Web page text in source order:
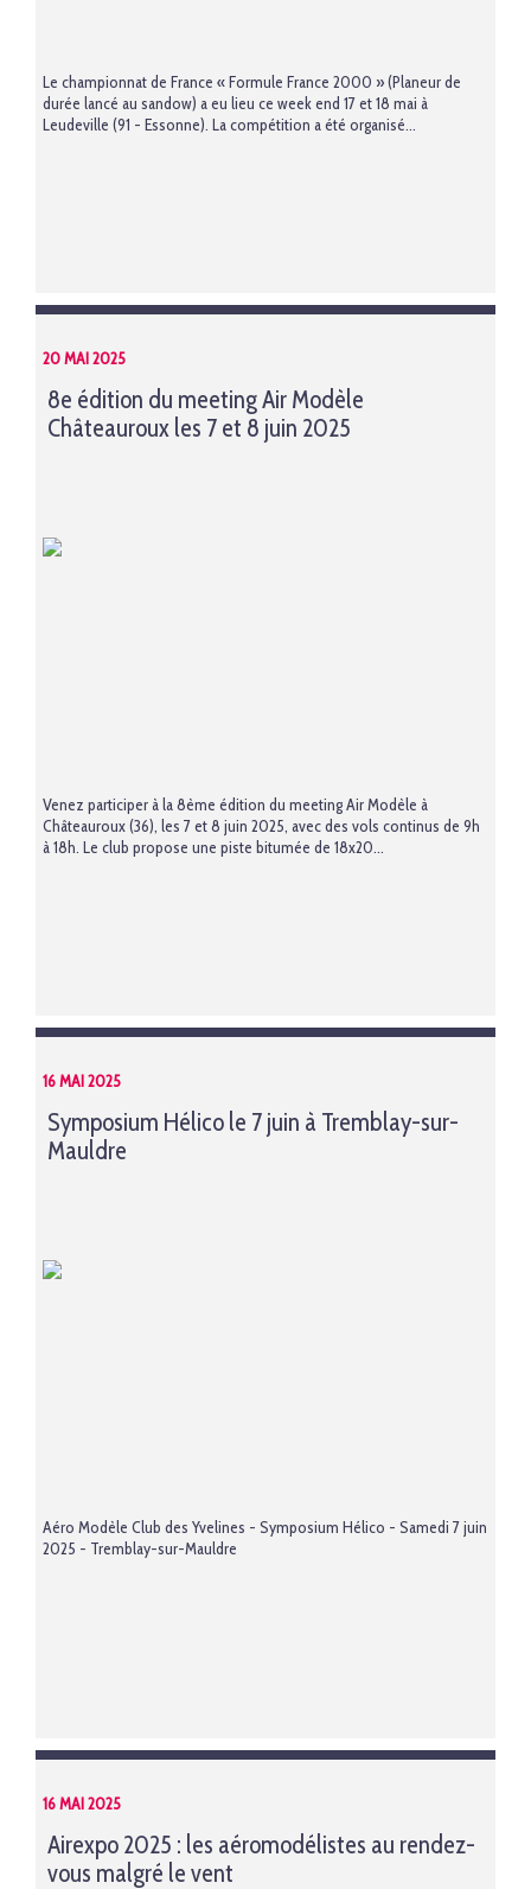
Le championnat de France « Formule France 2000 » (Planeur de
durée lancé au sandow) a eu lieu ce week end 17 et 18 mai à
Leudeville (91 - Essonne). La compétition a été organisé...
20 MAI 2025
8e édition du meeting Air Modèle
Châteauroux les 7 et 8 juin 2025
Venez participer à la 8ème édition du meeting Air Modèle à
Châteauroux (36), les 7 et 8 juin 2025, avec des vols continus de 9h
à 18h. Le club propose une piste bitumée de 18x20...
16 MAI 2025
Symposium Hélico le 7 juin à Tremblay-sur-
Mauldre
Aéro Modèle Club des Yvelines - Symposium Hélico - Samedi 7 juin
2025 - Tremblay-sur-Mauldre
16 MAI 2025
Airexpo 2025 : les aéromodélistes au rendez-
vous malgré le vent